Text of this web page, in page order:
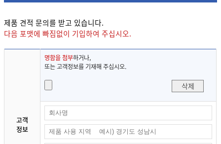
제품 견적 문의를 받고 있습니다.
다음 포맷에 빠짐없이 기입하여 주십시오.
고객
정보
명함을 첨부하거나,
또는 고객정보를 기재해 주십시오.
삭제